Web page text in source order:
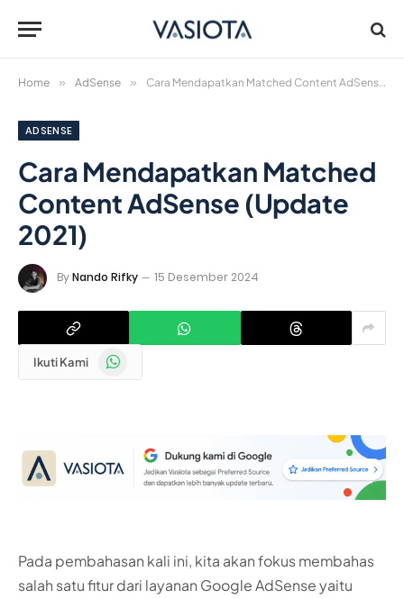
Home » AdSense » Cara Mendapatkan Matched Content AdSense (Update 2021)
ADSENSE
Cara Mendapatkan Matched
Content AdSense (Update
2021)
ByNando Rifky 15 Desember 2024
Ikuti Kami WhatsApp
Pada pembahasan kali ini, kita akan fokus membahas
salah satu fitur dari layanan Google AdSense yaitu